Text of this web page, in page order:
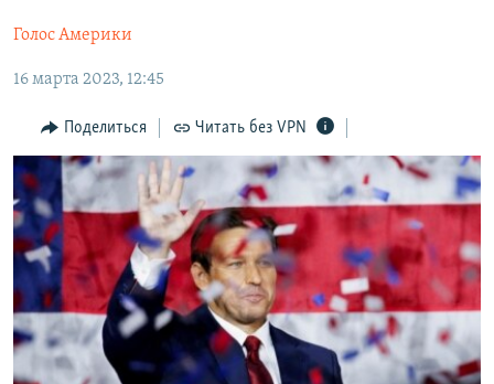
ВернутсяИНТЕРАКТИВ
ИНФОГРАФИКА
ТЕЛЕПРОЕКТ КРЫМ.РЕАЛИИ
СОВЕТЫ ПРАВОЗАЩИТНИКОВ
ПРОПАВШИЕ БЕЗ ВЕСТИ
ПОБЕДИТЕЛЕЙ НЕ СУДЯТ?
КРЫМ.НЕПОКОРЕННЫЙ
ELIFBE
УКРАИНСКАЯ ПРОБЛЕМА КРЫМА
РАДІО СВОБОДА
КАК ОБОЙТИ БЛОКИРОВКУ
Qırımtatar
ПРИСОЕДИНЯЙТЕСЬ!
Голос Америки
16 марта 2023, 12:45
Поделиться Читать без VPN